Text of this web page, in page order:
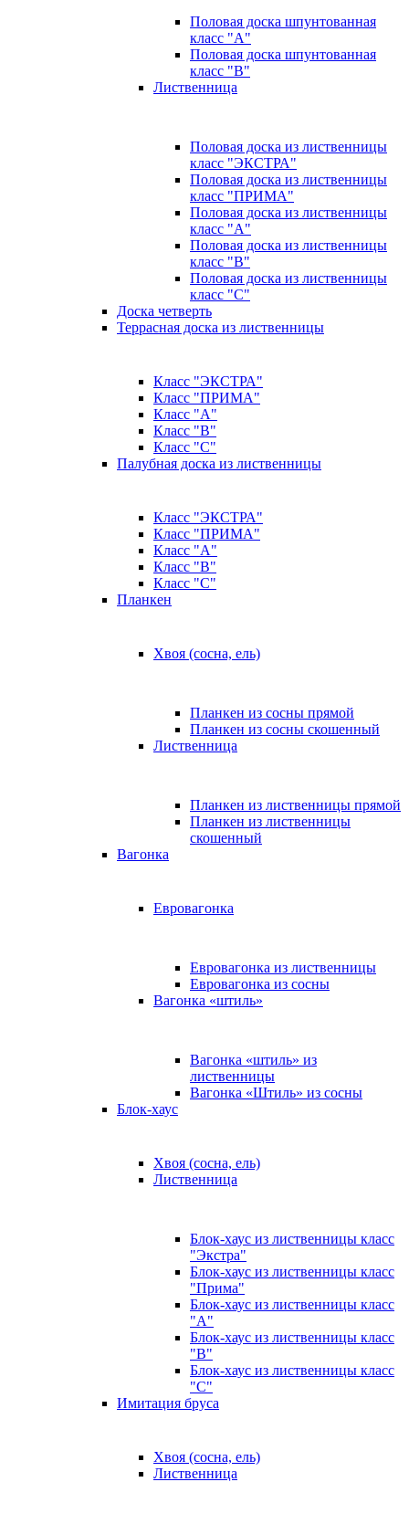
Половая доска шпунтованная
класс "А"
Половая доска шпунтованная
класс "B"
Лиственница
Половая доска из лиственницы
класс "ЭКСТРА"
Половая доска из лиственницы
класс "ПРИМА"
Половая доска из лиственницы
класс "А"
Половая доска из лиственницы
класс "B"
Половая доска из лиственницы
класс "C"
Доска четверть
Террасная доска из лиственницы
Класс "ЭКСТРА"
Класс "ПРИМА"
Класс "А"
Класс "B"
Класс "C"
Палубная доска из лиственницы
Класс "ЭКСТРА"
Класс "ПРИМА"
Класс "А"
Класс "B"
Класс "C"
Планкен
Хвоя (сосна, ель)
Планкен из сосны прямой
Планкен из сосны скошенный
Лиственница
Планкен из лиственницы прямой
Планкен из лиственницы
скошенный
Вагонка
Евровагонка
Евровагонка из лиственницы
Евровагонка из сосны
Вагонка «штиль»
Вагонка «штиль» из
лиственницы
Вагонка «Штиль» из сосны
Блок-хаус
Хвоя (сосна, ель)
Лиственница
Блок-хаус из лиственницы класс
"Экстра"
Блок-хаус из лиственницы класс
"Прима"
Блок-хаус из лиственницы класс
"А"
Блок-хаус из лиственницы класс
"B"
Блок-хаус из лиственницы класс
"C"
Имитация бруса
Хвоя (сосна, ель)
Лиственница